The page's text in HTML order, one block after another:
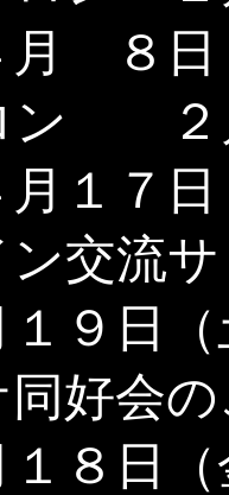
月 ８日
２月
月１７
交流
１９日
好会
１８日